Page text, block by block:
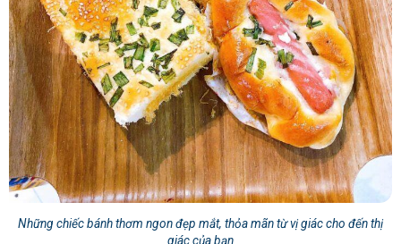
Những chiếc bánh thơm ngon đẹp mắt, thỏa mãn từ vị giác cho đến thị
giác của bạn